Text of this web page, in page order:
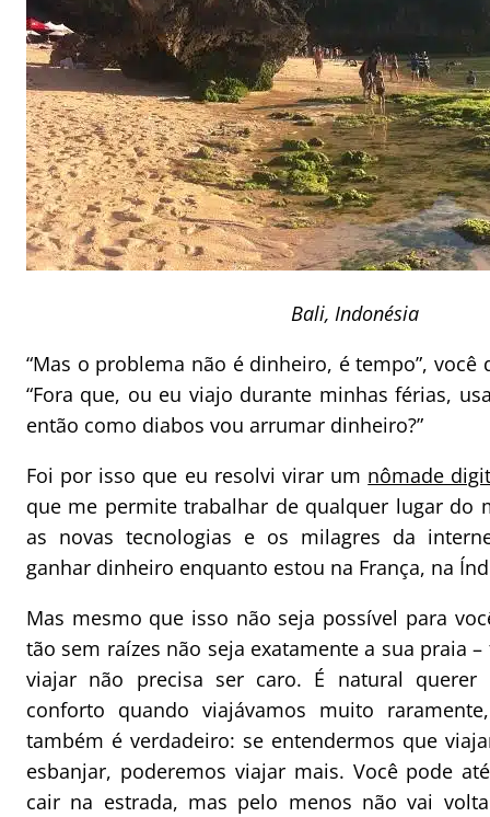
Bali, Indonésia
“Mas o problema não é dinheiro, é tempo”, você
“Fora que, ou eu viajo durante minhas férias,
então como diabos vou arrumar dinheiro?”
Foi por isso que eu resolvi virar um nômade
que me permite trabalhar de qualquer lugar do
as novas tecnologias e os milagres da
ganhar dinheiro enquanto estou na França, na
Mas mesmo que isso não seja possível para
tão sem raízes não seja exatamente a sua praia
viajar não precisa ser caro. É natural
conforto quando viajávamos muito
também é verdadeiro: se entendermos que
esbanjar, poderemos viajar mais. Você pode
cair na estrada, mas pelo menos não vai